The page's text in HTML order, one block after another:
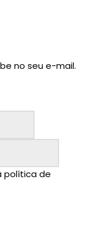
no seu e-mail.
política de